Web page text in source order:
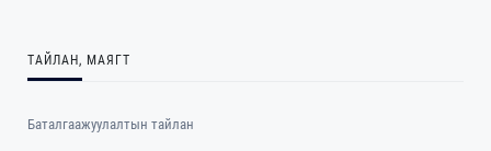
ТАЙЛАН, МАЯГТ
Баталгаажуулалтын тайлан